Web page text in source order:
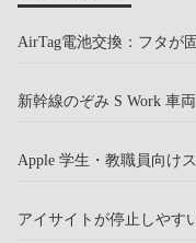
AirTag電池交換：フタが
新幹線のぞみ S Work 車
Apple 学生・教職員向け
アイサイトが停止しやす